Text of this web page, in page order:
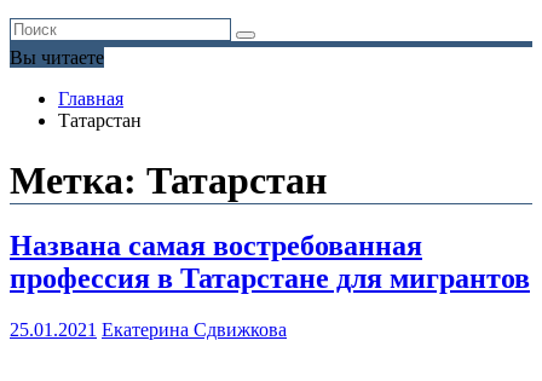
Вы читаете
Главная
Татарстан
Метка: Татарстан
Названа самая востребованная
профессия в Татарстане для мигрантов
25.01.2021 Екатерина Сдвижкова